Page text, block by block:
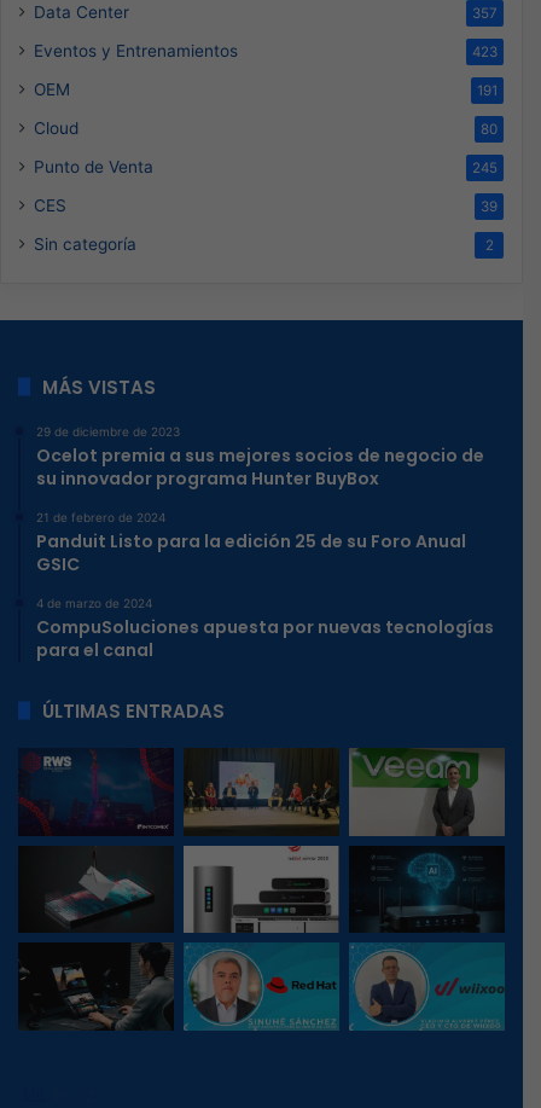
Data Center 357
Eventos y Entrenamientos 423
OEM 191
Cloud 80
Punto de Venta 245
CES 39
Sin categoría 2
MÁS VISTAS
29 de diciembre de 2023
Ocelot premia a sus mejores socios de negocio de
su innovador programa Hunter BuyBox
21 de febrero de 2024
Panduit Listo para la edición 25 de su Foro Anual
GSIC
4 de marzo de 2024
CompuSoluciones apuesta por nuevas tecnologías
para el canal
ÚLTIMAS ENTRADAS